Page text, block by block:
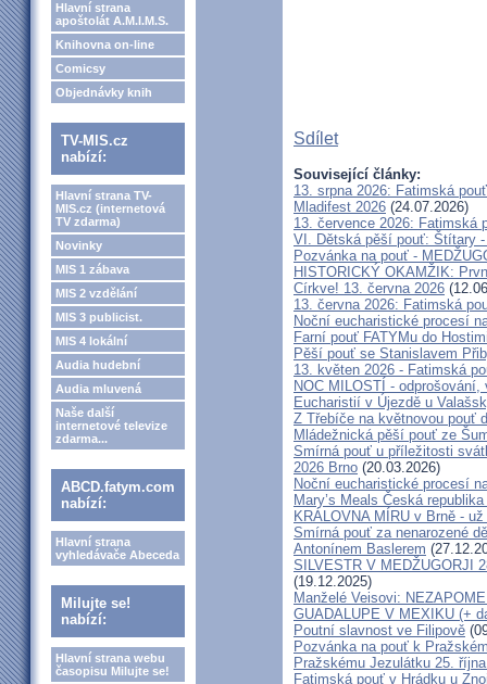
Hlavní strana
apoštolát A.M.I.M.S.
Knihovna on-line
Comicsy
Objednávky knih
TV-MIS.cz
nabízí:
Hlavní strana TV-
MIS.cz (internetová
TV zdarma)
Novinky
MIS 1 zábava
MIS 2 vzdělání
MIS 3 publicist.
MIS 4 lokální
Audia hudební
Audia mluvená
Naše další
internetové televize
zdarma...
ABCD.fatym.com
nabízí:
Hlavní strana
vyhledávače Abeceda
Milujte se!
nabízí:
Hlavní strana webu
časopisu Milujte se!
Sdílet
Související články:
13. srpna 2026: Fatimská
Mladifest 2026 (24.07.2026)
13. července 2026: Fatimská
VI. Dětská pěší pouť: Štítary
Pozvánka na pouť -
HISTORICKÝ OKAMŽIK:
Církve! 13. června 2026
13. června 2026: Fatimská
Noční eucharistické procesí
Farní pouť FATYMu do
Pěší pouť se Stanislavem
13. květen 2026 - Fatimská
NOC MILOSTÍ -
Eucharistií v Újezdě u
Z Třebíče na květnovou pouť
Mládežnická pěší pouť ze
Smírná pouť u příležitosti
2026 Brno (20.03.2026)
Noční eucharistické procesí
Mary’s Meals Česká
KRÁLOVNA MÍRU v Brně -
Smírná pouť za nenarozené
Antonínem Baslerem
SILVESTR V MEDŽUGORJI
(19.12.2025)
Manželé Veisovi:
GUADALUPE V MEXIKU (+
Poutní slavnost ve Filipově
Pozvánka na pouť k
Pražskému Jezulátku 25.
Fatimská pouť v Hrádku u